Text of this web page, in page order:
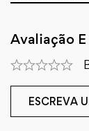
Avaliação
ESCREVA